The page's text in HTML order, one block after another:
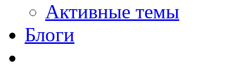
Активные темы
Блоги